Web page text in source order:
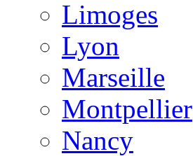
Limoges
Lyon
Marseille
Montpellier
Nancy